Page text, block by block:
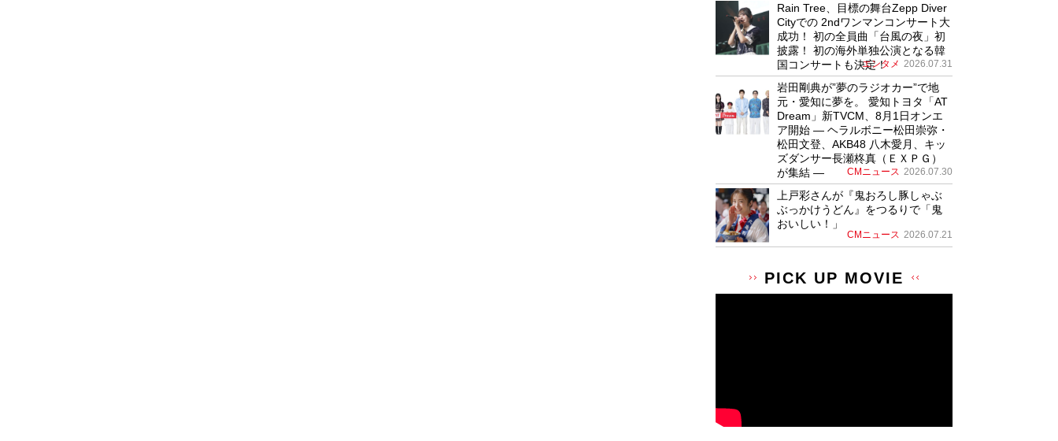
Rain Tree、目標の舞台Zepp Diver
Cityでの 2ndワンマンコンサート大
成功！ 初の全員曲「台風の夜」初
披露！ 初の海外単独公演となる韓
国コンサートも決定！
エンタメ 2026.07.31
岩田剛典が”夢のラジオカー”で地
元・愛知に夢を。 愛知トヨタ「AT
Dream」新TVCM、8月1日オンエ
ア開始 ― ヘラルボニー松田崇弥・
松田文登、AKB48 八木愛月、キッ
ズダンサー長瀬柊真（ＥＸＰＧ）
が集結 ―
CMニュース 2026.07.30
上戸彩さんが『鬼おろし豚しゃぶ
ぶっかけうどん』をつるりで「鬼
おいしい！」
CMニュース 2026.07.21
PICK UP MOVIE